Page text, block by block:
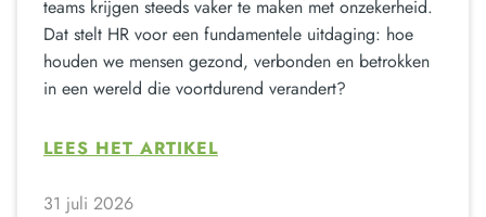
teams krijgen steeds vaker te maken met onzekerheid.
Dat stelt HR voor een fundamentele uitdaging: hoe
houden we mensen gezond, verbonden en betrokken
in een wereld die voortdurend verandert?
LEES HET ARTIKEL
31 juli 2026